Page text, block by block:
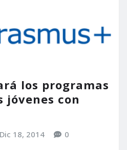
los programas
jóvenes con
Dic 18, 2014 0